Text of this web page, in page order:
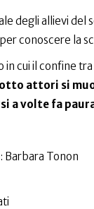
degli allievi del
conoscere la
in cui il confine
otto attori si
a volte fa
: Barbara Tonon